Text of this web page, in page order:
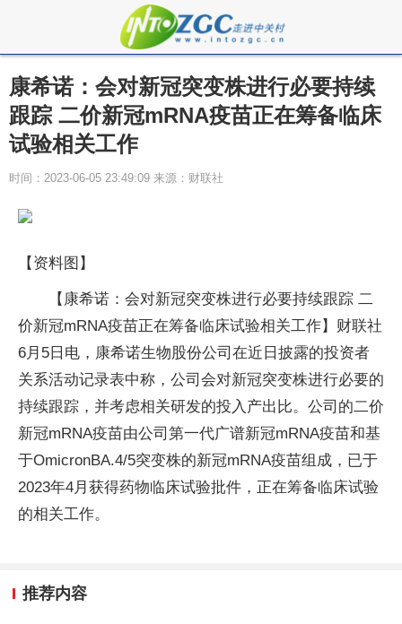
康希诺：会对新冠突变株进行必要持续
跟踪 二价新冠mRNA疫苗正在筹备临床
试验相关工作
时间：2023-06-05 23:49:09 来源：财联社
【资料图】
【康希诺：会对新冠突变株进行必要持续跟踪 二
价新冠mRNA疫苗正在筹备临床试验相关工作】财联社
6月5日电，康希诺生物股份公司在近日披露的投资者
关系活动记录表中称，公司会对新冠突变株进行必要的
持续跟踪，并考虑相关研发的投入产出比。公司的二价
新冠mRNA疫苗由公司第一代广谱新冠mRNA疫苗和基
于OmicronBA.4/5突变株的新冠mRNA疫苗组成，已于
2023年4月获得药物临床试验批件，正在筹备临床试验
的相关工作。
推荐内容